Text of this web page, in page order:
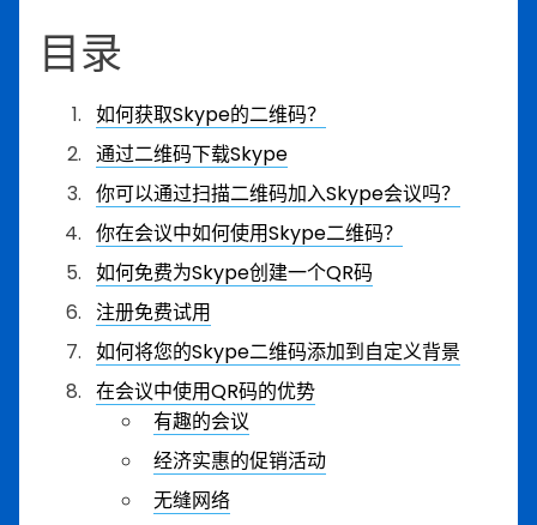
目录
如何获取Skype的二维码？
通过二维码下载Skype
你可以通过扫描二维码加入Skype会议吗？
你在会议中如何使用Skype二维码？
如何免费为Skype创建一个QR码
注册免费试用
如何将您的Skype二维码添加到自定义背景
在会议中使用QR码的优势
有趣的会议
经济实惠的促销活动
无缝网络